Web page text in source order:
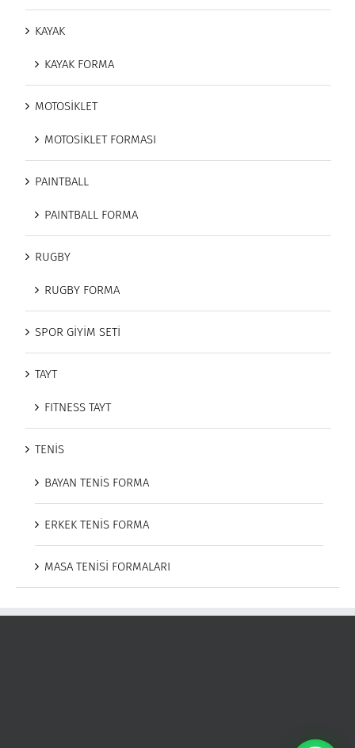
KAYAK
KAYAK FORMA
MOTOSİKLET
MOTOSİKLET FORMASI
PAINTBALL
PAINTBALL FORMA
RUGBY
RUGBY FORMA
SPOR GİYİM SETİ
TAYT
FITNESS TAYT
TENİS
BAYAN TENİS FORMA
ERKEK TENİS FORMA
MASA TENİSİ FORMALARI